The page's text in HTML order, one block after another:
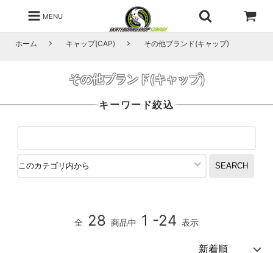
MENU
ホーム キャップ(CAP) その他ブランド(キャップ)
その他ブランド(キャップ)
キーワード絞込
全 28 商品中 1 -24 表示